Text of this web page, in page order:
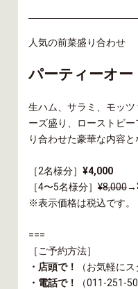
人気の前菜盛り合わせ
パーティーオー
生ハム、サラミ、モッ
ーズ盛り、ローストビ
り合わせた豪華な内容と
［2名様分］ ¥4,000
［4〜5名様分］ ¥8,000→
※表示価格は税込です。
===
［ご予約方法］
・店頭で！
（お気軽に
・電話で！
（011-251-